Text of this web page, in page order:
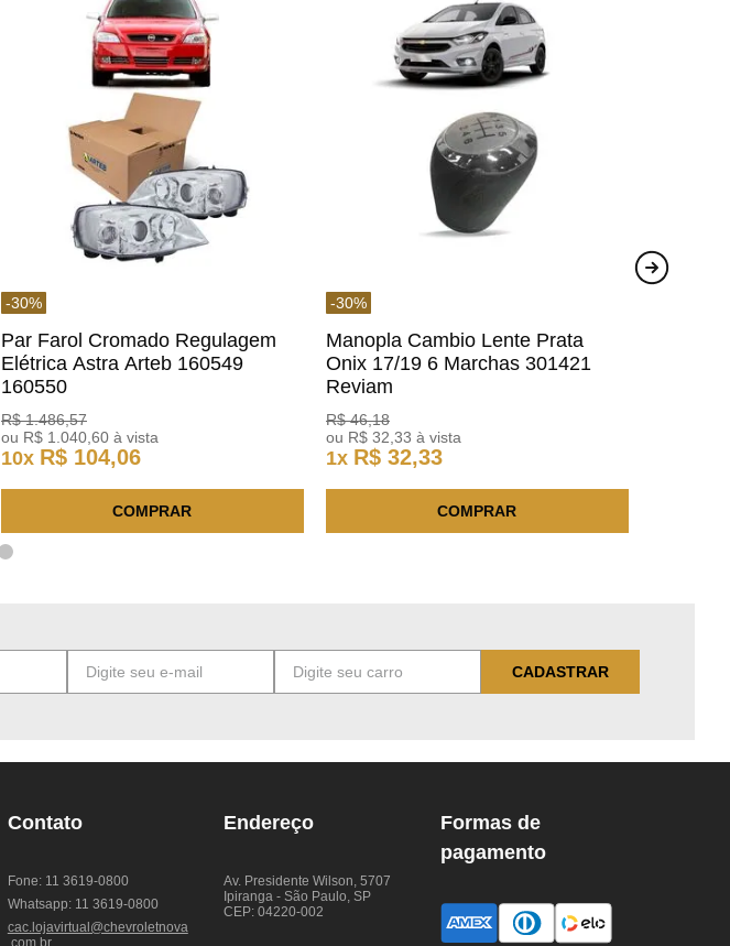
-30%
Par Farol Cromado Regulagem
Elétrica Astra Arteb 160549
160550
R$ 1.486,57
ou R$ 1 .040 ,60 à vista
10x R$ 104,06
COMPRAR
-30%
Manopla Cambio Lente Prata
Onix 17/19 6 Marchas 301421
Reviam
R$ 46,18
ou R$ 32 ,33 à vista
1x R$ 32,33
COMPRAR
CADASTRAR
Contato
Fone: 11 3619-0800
Whatsapp: 11 3619-0800
cac.lojavirtual@chevroletnova
.com.br
Endereço
Av. Presidente Wilson, 5707
Ipiranga - São Paulo, SP
CEP: 04220-002
Formas de
pagamento